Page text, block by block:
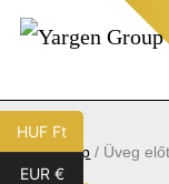
Ugrás
Yargen
Group
Kezdőlap / Üveg
HUF Ft
EUR €